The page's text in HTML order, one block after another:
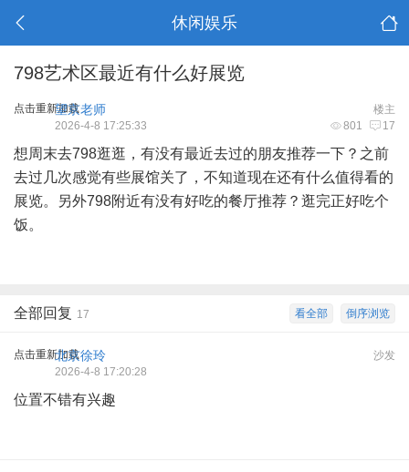
休闲娱乐
798艺术区最近有什么好展览
点击重新加载 楼主
望京老师
801 17
2026-4-8 17:25:33
想周末去798逛逛，有没有最近去过的朋友推荐一下？之前
去过几次感觉有些展馆关了，不知道现在还有什么值得看的
展览。另外798附近有没有好吃的餐厅推荐？逛完正好吃个
饭。
倒序浏览
看全部
全部回复 17
点击重新加载 沙发
北京徐玲
2026-4-8 17:20:28
位置不错有兴趣